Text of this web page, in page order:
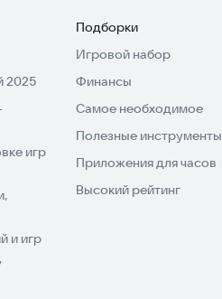
2025
игр
и игр
Подборки
Игровой набор
Финансы
Самое необходимое
Полезные инструменты
Приложения для часов
Высокий рейтинг